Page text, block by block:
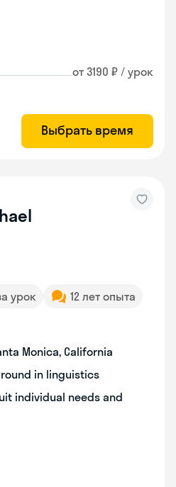
от 3190 ₽ / урок
Выбрать время
урок
12 лет опыта
Monica, California
in linguistics
individual needs and